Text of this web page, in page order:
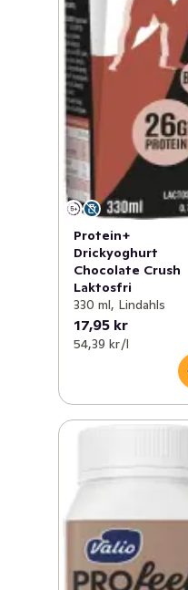
Protein+
Drickyoghurt
Chocolate Crush
Laktosfri
330 ml, Lindahls
17,95 kr
54,39 kr /l